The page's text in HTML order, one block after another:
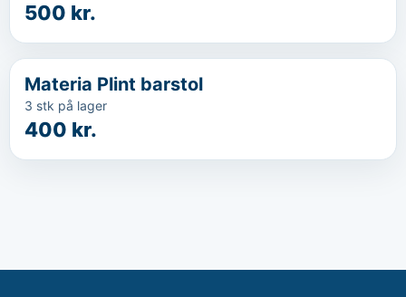
500 kr.
‹
Materia Plint barstol
3 stk på lager
400 kr.